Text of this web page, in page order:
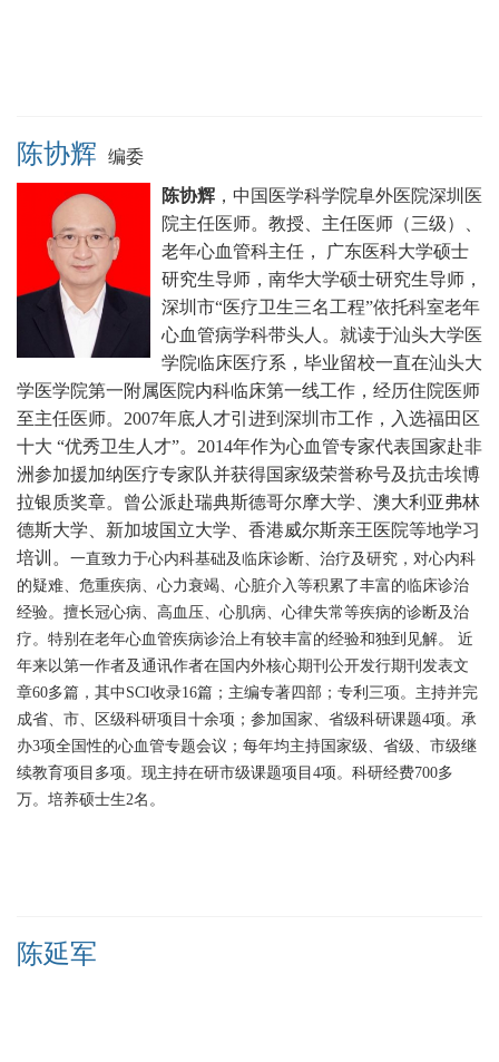
陈协辉 编委
陈协辉 ，中国医学科学院阜外医院深圳医
院主任医师。 教授、主任医师（三级）、
老年心血管科主任， 广东医科大学硕士
研究生导师，南华大学硕士研究生导师，
深圳市“医疗卫生三名工程”依托科室老年
心血管病学科带头人。就读于汕头大学医
学院临床医疗系，毕业留校一直在汕头大
学医学院第一附属医院内科临床第一线工作，经历住院医师
至主任医师。2007年底人才引进到深圳市工作，入选福田区
十大 “优秀卫生人才”。2014年作为心血管专家代表国家赴非
洲参加援加纳医疗专家队并获得国家级荣誉称号及抗击埃博
拉银质奖章。曾公派赴瑞典斯德哥尔摩大学、澳大利亚弗林
德斯大学、新加坡国立大学、香港威尔斯亲王医院等地学习
培训。 一直致力于心内科基础及临床诊断、治疗及研究，对心内科
的疑难、危重疾病、心力衰竭、心脏介入等积累了丰富的临床诊治
经验。擅长冠心病、高血压、心肌病、心律失常等疾病的诊断及治
疗。特别在老年心血管疾病诊治上有较丰富的经验和独到见解。 近
年来以第一作者及通讯作者在国内外核心期刊公开发行期刊发表文
章60多篇，其中SCI收录16篇；主编专著四部；专利三项。主持并完
成省、市、区级科研项目十余项；参加国家、省级科研课题4项。承
办3项全国性的心血管专题会议；每年均主持国家级、省级、市级继
续教育项目多项。现主持在研市级课题项目4项。科研经费700多
万。培养硕士生2名。
陈延军